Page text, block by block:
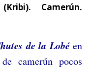
Camerún.
de la Lobéen
camerún pocos